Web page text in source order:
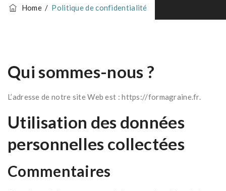
Home/ Politique de confidentialité
Qui sommes-nous ?
L’adresse de notre site Web est : https://formagraine.fr.
Utilisation des données
personnelles collectées
Commentaires